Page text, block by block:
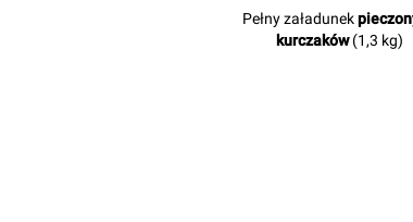
Pełny załadunek
kurczaków(1,3 kg)